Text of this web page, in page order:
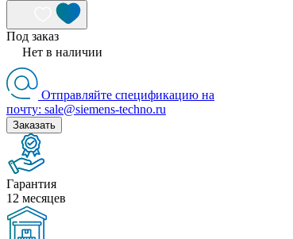
Под заказ
Нет в наличии
Отправляйте спецификацию на
почту: sale@siemens-techno.ru
Заказать
Гарантия
12 месяцев